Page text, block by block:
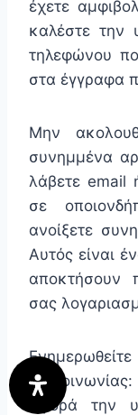
έχετε
καλέστε την
τηλεφώνου
στα έγγραφα
Μην
συνημμένα
λάβετε email
σε
ανοίξετε
Αυτός είναι
αποκτήσουν
σας
επικοινωνίας:
αφορά την